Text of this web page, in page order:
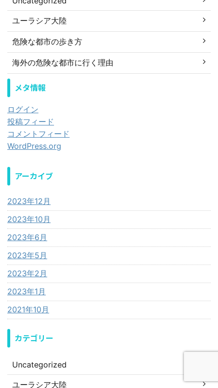
ユーラシア大陸
危険な都市の歩き方
海外の危険な都市に行く理由
メタ情報
ログイン
投稿フィード
コメントフィード
WordPress.org
アーカイブ
2023年12月
2023年10月
2023年6月
2023年5月
2023年2月
2023年1月
2021年10月
カテゴリー
Uncategorized
ユーラシア大陸